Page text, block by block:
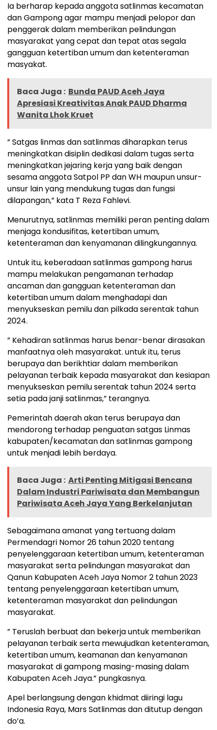
Ia berharap kepada anggota satlinmas kecamatan
dan Gampong agar mampu menjadi pelopor dan
penggerak dalam memberikan pelindungan
masyarakat yang cepat dan tepat atas segala
gangguan ketertiban umum dan ketenteraman
masyakat.
Baca Juga : Bunda PAUD Aceh Jaya
Apresiasi Kreativitas Anak PAUD Dharma
Wanita Lhok Kruet
” Satgas linmas dan satlinmas diharapkan terus
meningkatkan disiplin dedikasi dalam tugas serta
meningkatkan jejaring kerja yang baik dengan
sesama anggota Satpol PP dan WH maupun unsur-
unsur lain yang mendukung tugas dan fungsi
dilapangan,” kata T Reza Fahlevi.
Menurutnya, satlinmas memiliki peran penting dalam
menjaga kondusifitas, ketertiban umum,
ketenteraman dan kenyamanan dilingkungannya.
Untuk itu, keberadaan satlinmas gampong harus
mampu melakukan pengamanan terhadap
ancaman dan gangguan ketenteraman dan
ketertiban umum dalam menghadapi dan
menyukseskan pemilu dan pilkada serentak tahun
2024.
” Kehadiran satlinmas harus benar-benar dirasakan
manfaatnya oleh masyarakat. untuk itu, terus
berupaya dan berikhtiar dalam memberikan
pelayanan terbaik kepada masyarakat dan kesiapan
menyukseskan pemilu serentak tahun 2024 serta
setia pada janji satlinmas,” terangnya.
Pemerintah daerah akan terus berupaya dan
mendorong terhadap penguatan satgas Linmas
kabupaten/kecamatan dan satlinmas gampong
untuk menjadi lebih berdaya.
Baca Juga : Arti Penting Mitigasi Bencana
Dalam Industri Pariwisata dan Membangun
Pariwisata Aceh Jaya Yang Berkelanjutan
Sebagaimana amanat yang tertuang dalam
Permendagri Nomor 26 tahun 2020 tentang
penyelenggaraan ketertiban umum, ketenteraman
masyarakat serta pelindungan masyarakat dan
Qanun Kabupaten Aceh Jaya Nomor 2 tahun 2023
tentang penyelenggaraan ketertiban umum,
ketenteraman masyarakat dan pelindungan
masyarakat.
” Teruslah berbuat dan bekerja untuk memberikan
pelayanan terbaik serta mewujudkan ketenteraman,
ketertiban umum, keamanan dan kenyamanan
masyarakat di gampong masing-masing dalam
Kabupaten Aceh Jaya.” pungkasnya.
Apel berlangsung dengan khidmat diiringi lagu
Indonesia Raya, Mars Satlinmas dan ditutup dengan
do’a.